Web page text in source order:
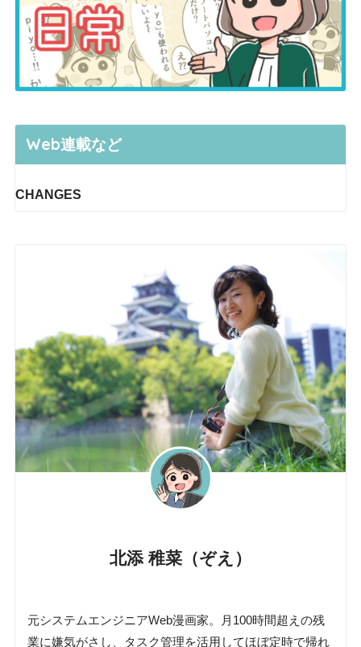
Web連載など
CHANGES
北添 稚菜（ぞえ）
元システムエンジニアWeb漫画家。月100時間超えの残
業に嫌気がさし、タスク管理を活用してほぼ定時で帰れ